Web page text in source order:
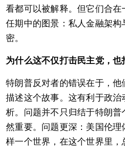
看都可以被解释。但它们合
任期中的图景：私人金融架
密。
为什么这不仅打击民主党，也
特朗普反对者的错误在于，
描述这个故事。这有利于政
析。问题并不只归结于特朗
然重要。问题更深：美国伦
样一个世界，在这个世界里